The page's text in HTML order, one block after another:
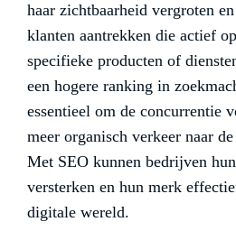
haar zichtbaarheid vergroten
klanten aantrekken die actief
specifieke producten of
een hogere ranking in
essentieel om de concurrentie
meer organisch verkeer naar
Met SEO kunnen bedrijven
versterken en hun merk
digitale wereld.